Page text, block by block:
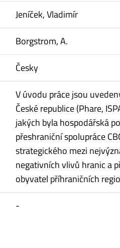
Jeníček, Vladimír
Borgstrom, A.
Česky
V úvodu práce jsou
České republice (Phare,
jakých byla hospodářská
přeshraniční spolupráce
strategického mezi
negativních vlivů hranic a
obyvatel příhraničních
-